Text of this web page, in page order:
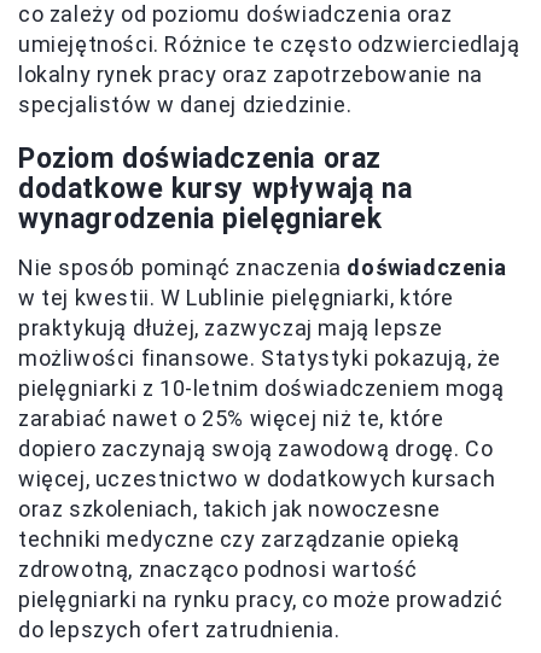
co zależy od poziomu doświadczenia oraz
umiejętności. Różnice te często odzwierciedlają
lokalny rynek pracy oraz zapotrzebowanie na
specjalistów w danej dziedzinie.
Poziom doświadczenia oraz
dodatkowe kursy wpływają na
wynagrodzenia pielęgniarek
Nie sposób pominąć znaczenia doświadczenia
w tej kwestii. W Lublinie pielęgniarki, które
praktykują dłużej, zazwyczaj mają lepsze
możliwości finansowe. Statystyki pokazują, że
pielęgniarki z 10-letnim doświadczeniem mogą
zarabiać nawet o 25% więcej niż te, które
dopiero zaczynają swoją zawodową drogę. Co
więcej, uczestnictwo w dodatkowych kursach
oraz szkoleniach, takich jak nowoczesne
techniki medyczne czy zarządzanie opieką
zdrowotną, znacząco podnosi wartość
pielęgniarki na rynku pracy, co może prowadzić
do lepszych ofert zatrudnienia.